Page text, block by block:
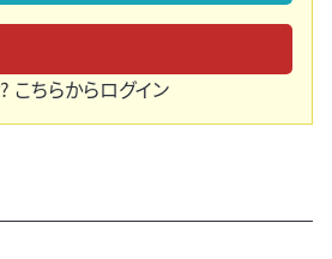
こちらからログイン